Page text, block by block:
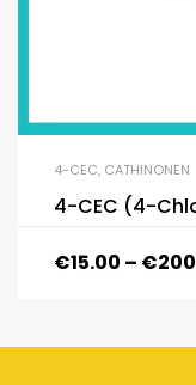
4-CEC, CATHINONEN
4-CEC (4-
€15.00 – €